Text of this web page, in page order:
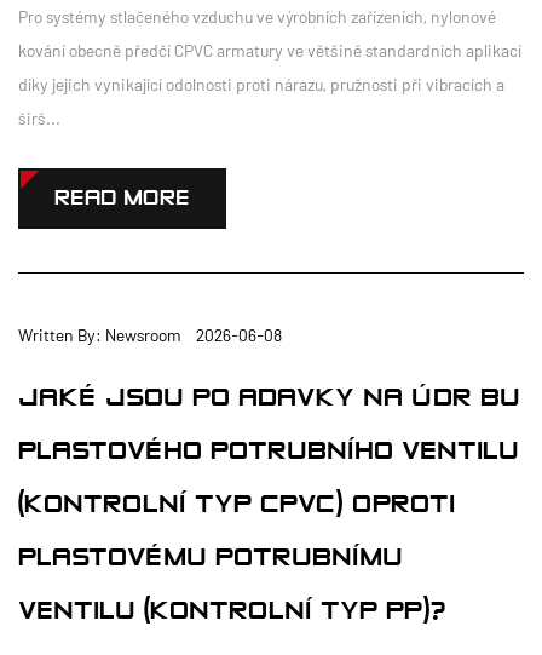
Pro systémy stlačeného vzduchu ve výrobních zařízeních, nylonové
kování obecně předčí CPVC armatury ve většině standardních aplikací
díky jejich vynikající odolnosti proti nárazu, pružnosti při vibracích a
širš...
READ MORE
Written By: Newsroom 2026-06-08
JAKÉ JSOU POŽADAVKY NA ÚDRŽBU
PLASTOVÉHO POTRUBNÍHO VENTILU
(KONTROLNÍ TYP CPVC) OPROTI
PLASTOVÉMU POTRUBNÍMU
VENTILU (KONTROLNÍ TYP PP)?